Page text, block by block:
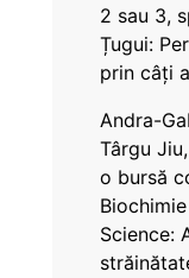
2 sau 3,
Țugui:
prin câți
Andra-
Târgu
o bursă
Science: